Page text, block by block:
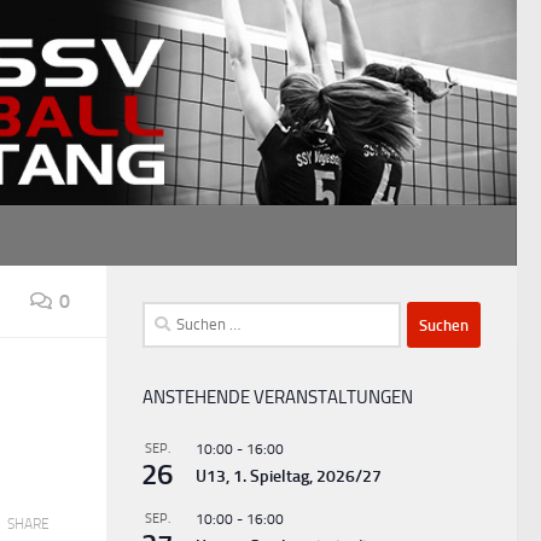
0
SHARE
Suchen
nach:
ANSTEHENDE VERANSTALTUNGEN
SEP.
26
10:00 - 16:00
U13, 1. Spieltag, 2026/27
SEP. 10:00 - 16:00